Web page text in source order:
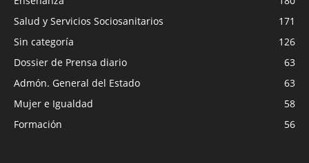
Salud y Servicios Sociosanitarios
171
Sin categoría
126
Dossier de Prensa diario
63
Admón. General del Estado
63
Mujer e Igualdad
58
Formación
56